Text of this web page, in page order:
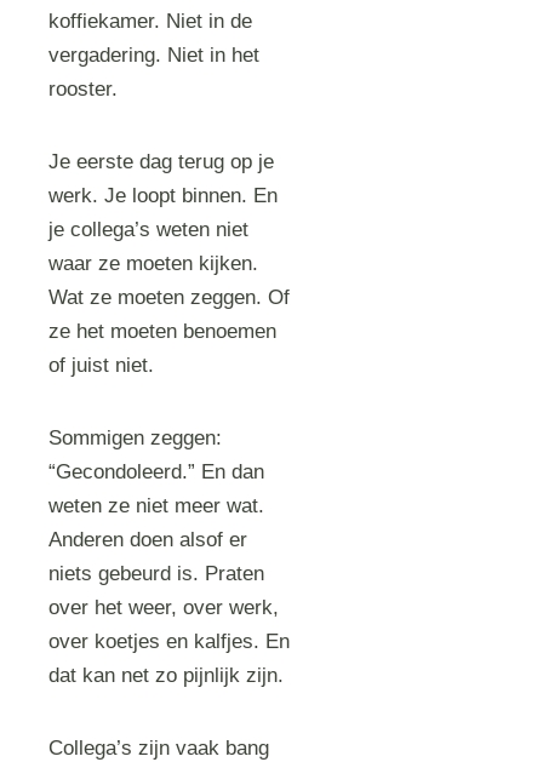
koffiekamer. Niet in de
vergadering. Niet in het
rooster.
Je eerste dag terug op je
werk. Je loopt binnen. En
je collega’s weten niet
waar ze moeten kijken.
Wat ze moeten zeggen. Of
ze het moeten benoemen
of juist niet.
Sommigen zeggen:
“Gecondoleerd.” En dan
weten ze niet meer wat.
Anderen doen alsof er
niets gebeurd is. Praten
over het weer, over werk,
over koetjes en kalfjes. En
dat kan net zo pijnlijk zijn.
Collega’s zijn vaak bang